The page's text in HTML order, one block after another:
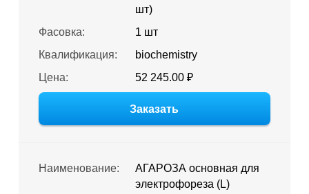
шт)
Фасовка:
1 шт
Квалификация:
biochemistry
Цена:
52 245.00 ₽
Заказать
Наименование:
АГАРОЗА основная для
электрофореза (L)